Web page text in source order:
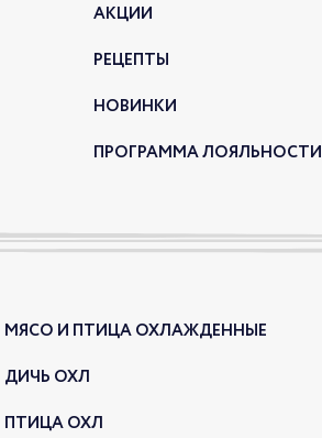
АКЦИИ
РЕЦЕПТЫ
НОВИНКИ
ПРОГРАММА ЛОЯЛЬНОСТИ
МЯСО И ПТИЦА ОХЛАЖДЕННЫЕ
ДИЧЬ ОХЛ
ПТИЦА ОХЛ